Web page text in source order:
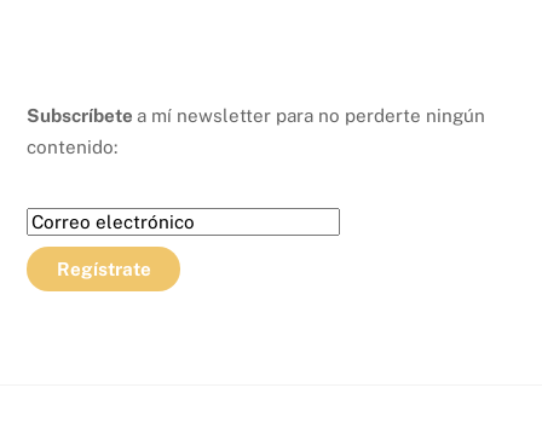
Subscríbete a mí newsletter para no perderte ningún
contenido: